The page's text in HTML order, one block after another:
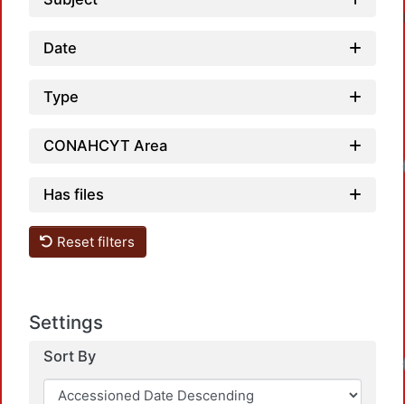
Date
Type
CONAHCYT Area
Has files
Reset filters
Settings
Sort By